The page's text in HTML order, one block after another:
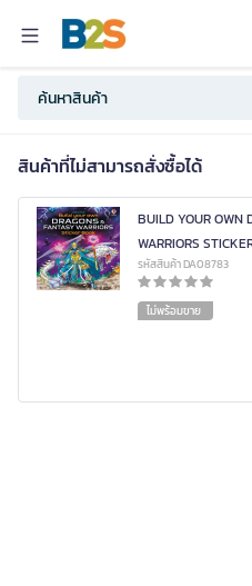
สินค้าที่ไม่สามารถสั่งซื้อได้
BUILD YOUR OWN
WARRIORS
รหัสสินค้า DA08783
ไม่พร้อมขาย